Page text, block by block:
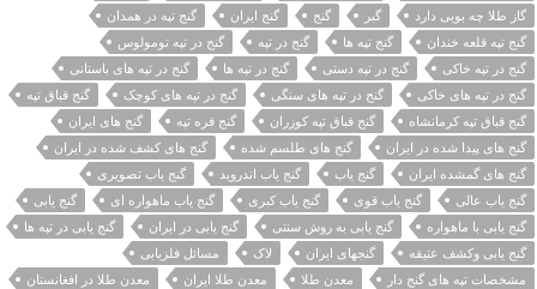
گاز طلا چه بویی دارد
گبر گنج گنج ایران
گنج تپه در همدان
گنج تپه قلعه خندان
گنج تپه ها گنج در تپه
گنج در تپه تومولوس
گنج در تپه خاکی
گنج در تپه دستی گنج در تپه ها
گنج در تپه های باستانی
گنج در تپه های خاکی
گنج در تپه های سنگی گنج در تپه های کوچک
گنج قباق تپه
گنج قباق تپه کرمانشاه
گنج قباق تپه کوزران گنج قره تپه
گنج های ایران
گنج های پیدا شده در ایران
گنج های طلسم شده
گنج های کشف شده در ایران
گنج های گمشده ایران
گنج یاب گنج یاب اندروید
گنج یاب تصویری
گنج یاب عالی
گنج یاب قوی گنج یاب کبری گنج یاب ماهواره ای
گنج یابی
گنج یابی با ماهواره
گنج یابی به روش سنتی گنج یابی در ایران
گنج یابی در تپه ها
گنج یابی وکشف عتیقه
گنجهای ایران لاک
مسائل فلزیابی
مشخصات تپه های گنج دار
معدن طلا معدن طلا ایران
معدن طلا در افغانستان